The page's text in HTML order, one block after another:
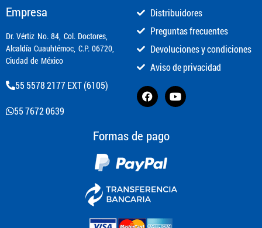
Empresa
​Dr. Vértiz No. 84, Col. Doctores,
Alcaldía Cuauhtémoc, C.P. 06720,
Ciudad de México
55 5578 2177 EXT (6105)
55 7672 0639
Distribuidores
Preguntas frecuentes
Devoluciones y condiciones
Aviso de privacidad
Formas de pago